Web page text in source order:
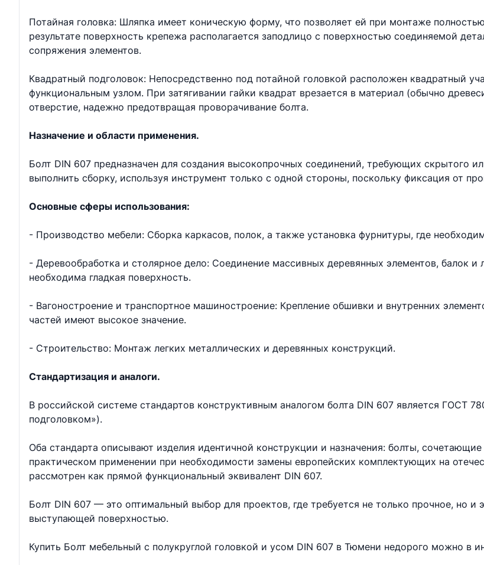
Потайная головка: Шляпка имеет коническую форму, что позволяет ей при монтаже
результате поверхность крепежа располагается заподлицо с поверхностью соединяемой
сопряжения элементов.
Квадратный подголовок: Непосредственно под потайной головкой расположен квадратный
функциональным узлом. При затягивании гайки квадрат врезается в материал (обычно
отверстие, надежно предотвращая проворачивание болта.
Назначение и области применения.
Болт DIN 607 предназначен для создания высокопрочных соединений, требующих скрытого
выполнить сборку, используя инструмент только с одной стороны, поскольку фиксация от
Основные сферы использования:
- Производство мебели: Сборка каркасов, полок, а также установка фурнитуры, где
- Деревообработка и столярное дело: Соединение массивных деревянных элементов, балок и
необходима гладкая поверхность.
- Вагоностроение и транспортное машиностроение: Крепление обшивки и внутренних
частей имеют высокое значение.
- Строительство: Монтаж легких металлических и деревянных конструкций.
Стандартизация и аналоги.
В российской системе стандартов конструктивным аналогом болта DIN 607 является ГОСТ
подголовком»).
Оба стандарта описывают изделия идентичной конструкции и назначения: болты,
практическом применении при необходимости замены европейских комплектующих на
рассмотрен как прямой функциональный эквивалент DIN 607.
Болт DIN 607 — это оптимальный выбор для проектов, где требуется не только прочное, но и
выступающей поверхностью.
Купить Болт мебельный с полукруглой головкой и усом DIN 607 в Тюмени недорого можно в